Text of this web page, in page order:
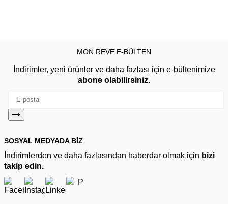
MON REVE E-BÜLTEN
İndirimler, yeni ürünler ve daha fazlası için e-bültenimize
abone olabilirsiniz.
SOSYAL MEDYADA BİZ
İndirimlerden ve daha fazlasından haberdar olmak için bizi
takip edin.